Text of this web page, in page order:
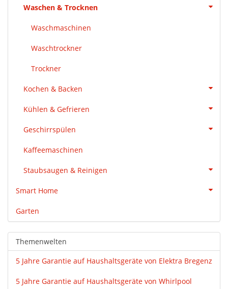
Waschen & Trocknen
Waschmaschinen
Waschtrockner
Trockner
Kochen & Backen
Kühlen & Gefrieren
Geschirrspülen
Kaffeemaschinen
Staubsaugen & Reinigen
Smart Home
Garten
Themenwelten
5 Jahre Garantie auf Haushaltsgeräte von Elektra Bregenz
5 Jahre Garantie auf Haushaltsgeräte von Whirlpool